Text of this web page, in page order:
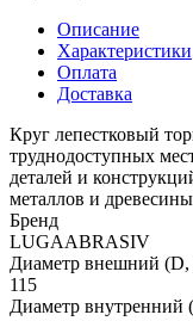
Описание
Характеристики
Оплата
Доставка
Круг лепестковый
труднодоступных
деталей и
металлов и
Бренд
LUGAABRASIV
Диаметр внешний
115
Диаметр внутренний